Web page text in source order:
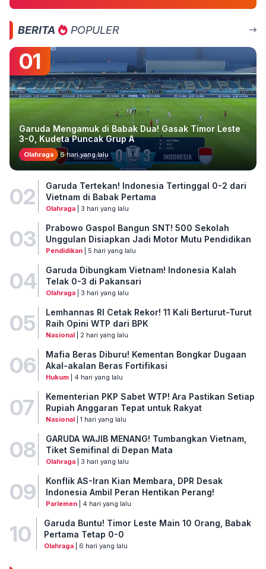
BERITA POPULER
01
Garuda Mengamuk di Babak Dua! Gasak Timor Leste
3-0, Kudeta Puncak Grup A
Olahraga 6 hari yang lalu
02
Garuda Tertekan! Indonesia Tertinggal 0-2 dari
Vietnam di Babak Pertama
Olahraga| 3 hari yang lalu
03
Prabowo Gaspol Bangun SNT! 500 Sekolah
Unggulan Disiapkan Jadi Motor Mutu Pendidikan
Pendidikan| 5 hari yang lalu
04
Garuda Dibungkam Vietnam! Indonesia Kalah
Telak 0-3 di Pakansari
Olahraga| 3 hari yang lalu
05
Lemhannas RI Cetak Rekor! 11 Kali Berturut-Turut
Raih Opini WTP dari BPK
Nasional| 2 hari yang lalu
06
Mafia Beras Diburu! Kementan Bongkar Dugaan
Akal-akalan Beras Fortifikasi
Hukum| 4 hari yang lalu
07
Kementerian PKP Sabet WTP! Ara Pastikan Setiap
Rupiah Anggaran Tepat untuk Rakyat
Nasional| 1 hari yang lalu
08
GARUDA WAJIB MENANG! Tumbangkan Vietnam,
Tiket Semifinal di Depan Mata
Olahraga| 3 hari yang lalu
09
Konflik AS-Iran Kian Membara, DPR Desak
Indonesia Ambil Peran Hentikan Perang!
Parlemen| 4 hari yang lalu
10
Garuda Buntu! Timor Leste Main 10 Orang, Babak
Pertama Tetap 0-0
Olahraga| 6 hari yang lalu